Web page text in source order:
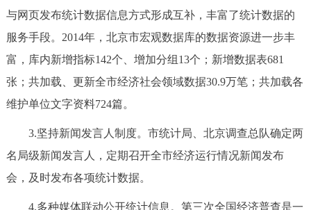
与网页发布统计数据信息方式形成互补，丰富了统计数据的
服务手段。2014年，北京市宏观数据库的数据资源进一步丰
富，库内新增指标142个、增加分组13个；新增数据表681
张；共加载、更新全市经济社会领域数据30.9万笔；共加载各
维护单位文字资料724篇。
3.坚持新闻发言人制度。市统计局、北京调查总队确定两
名局级新闻发言人，定期召开全市经济运行情况新闻发布
会，及时发布各项统计数据。
4.多种媒体联动公开统计信息。第三次全国经济普查是一